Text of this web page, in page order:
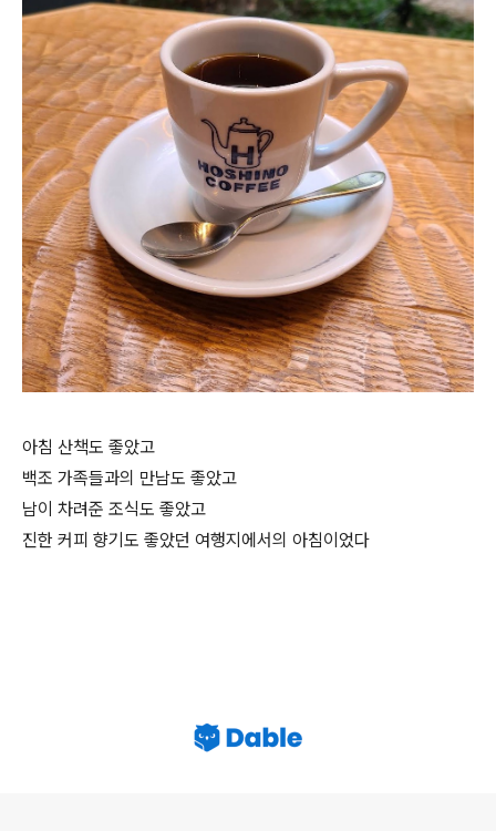
아침 산책도 좋았고
백조 가족들과의 만남도 좋았고
남이 차려준 조식도 좋았고
진한 커피 향기도 좋았던 여행지에서의 아침이었다